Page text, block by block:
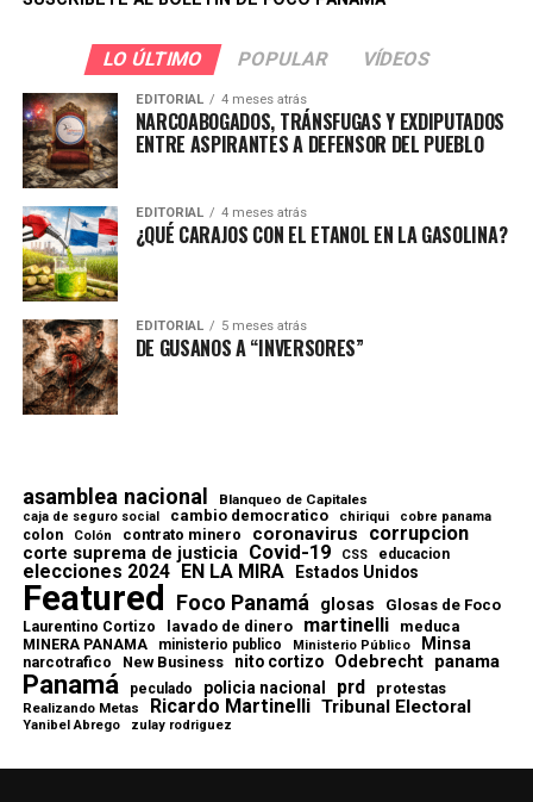
LO ÚLTIMO POPULAR VÍDEOS
EDITORIAL 4 meses atrás
NARCOABOGADOS, TRÁNSFUGAS Y EXDIPUTADOS
ENTRE ASPIRANTES A DEFENSOR DEL PUEBLO
EDITORIAL 4 meses atrás
¿QUÉ CARAJOS CON EL ETANOL EN LA GASOLINA?
EDITORIAL 5 meses atrás
DE GUSANOS A “INVERSORES”
asamblea nacional Blanqueo de Capitales
caja de seguro social cambio democratico chiriqui cobre panama
colon Colón contrato minero coronavirus corrupcion
corte suprema de justicia Covid-19 CSS educacion
elecciones 2024 EN LA MIRA Estados Unidos
Featured Foco Panamá glosas Glosas de Foco
Laurentino Cortizo lavado de dinero martinelli meduca
MINERA PANAMA ministerio publico Ministerio Público Minsa
narcotrafico New Business nito cortizo Odebrecht panama
Panamá peculado policia nacional prd protestas
Realizando Metas Ricardo Martinelli Tribunal Electoral
Yanibel Abrego zulay rodriguez